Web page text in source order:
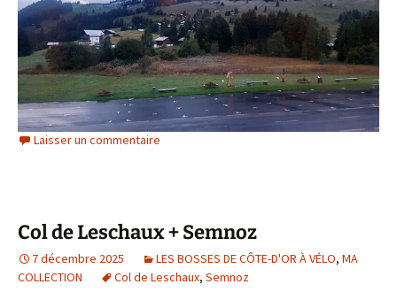
Laisser un commentaire
Col de Leschaux + Semnoz
7 décembre 2025 LES BOSSES DE CÔTE-D'OR À VÉLO, MA
COLLECTION
Col de Leschaux, Semnoz